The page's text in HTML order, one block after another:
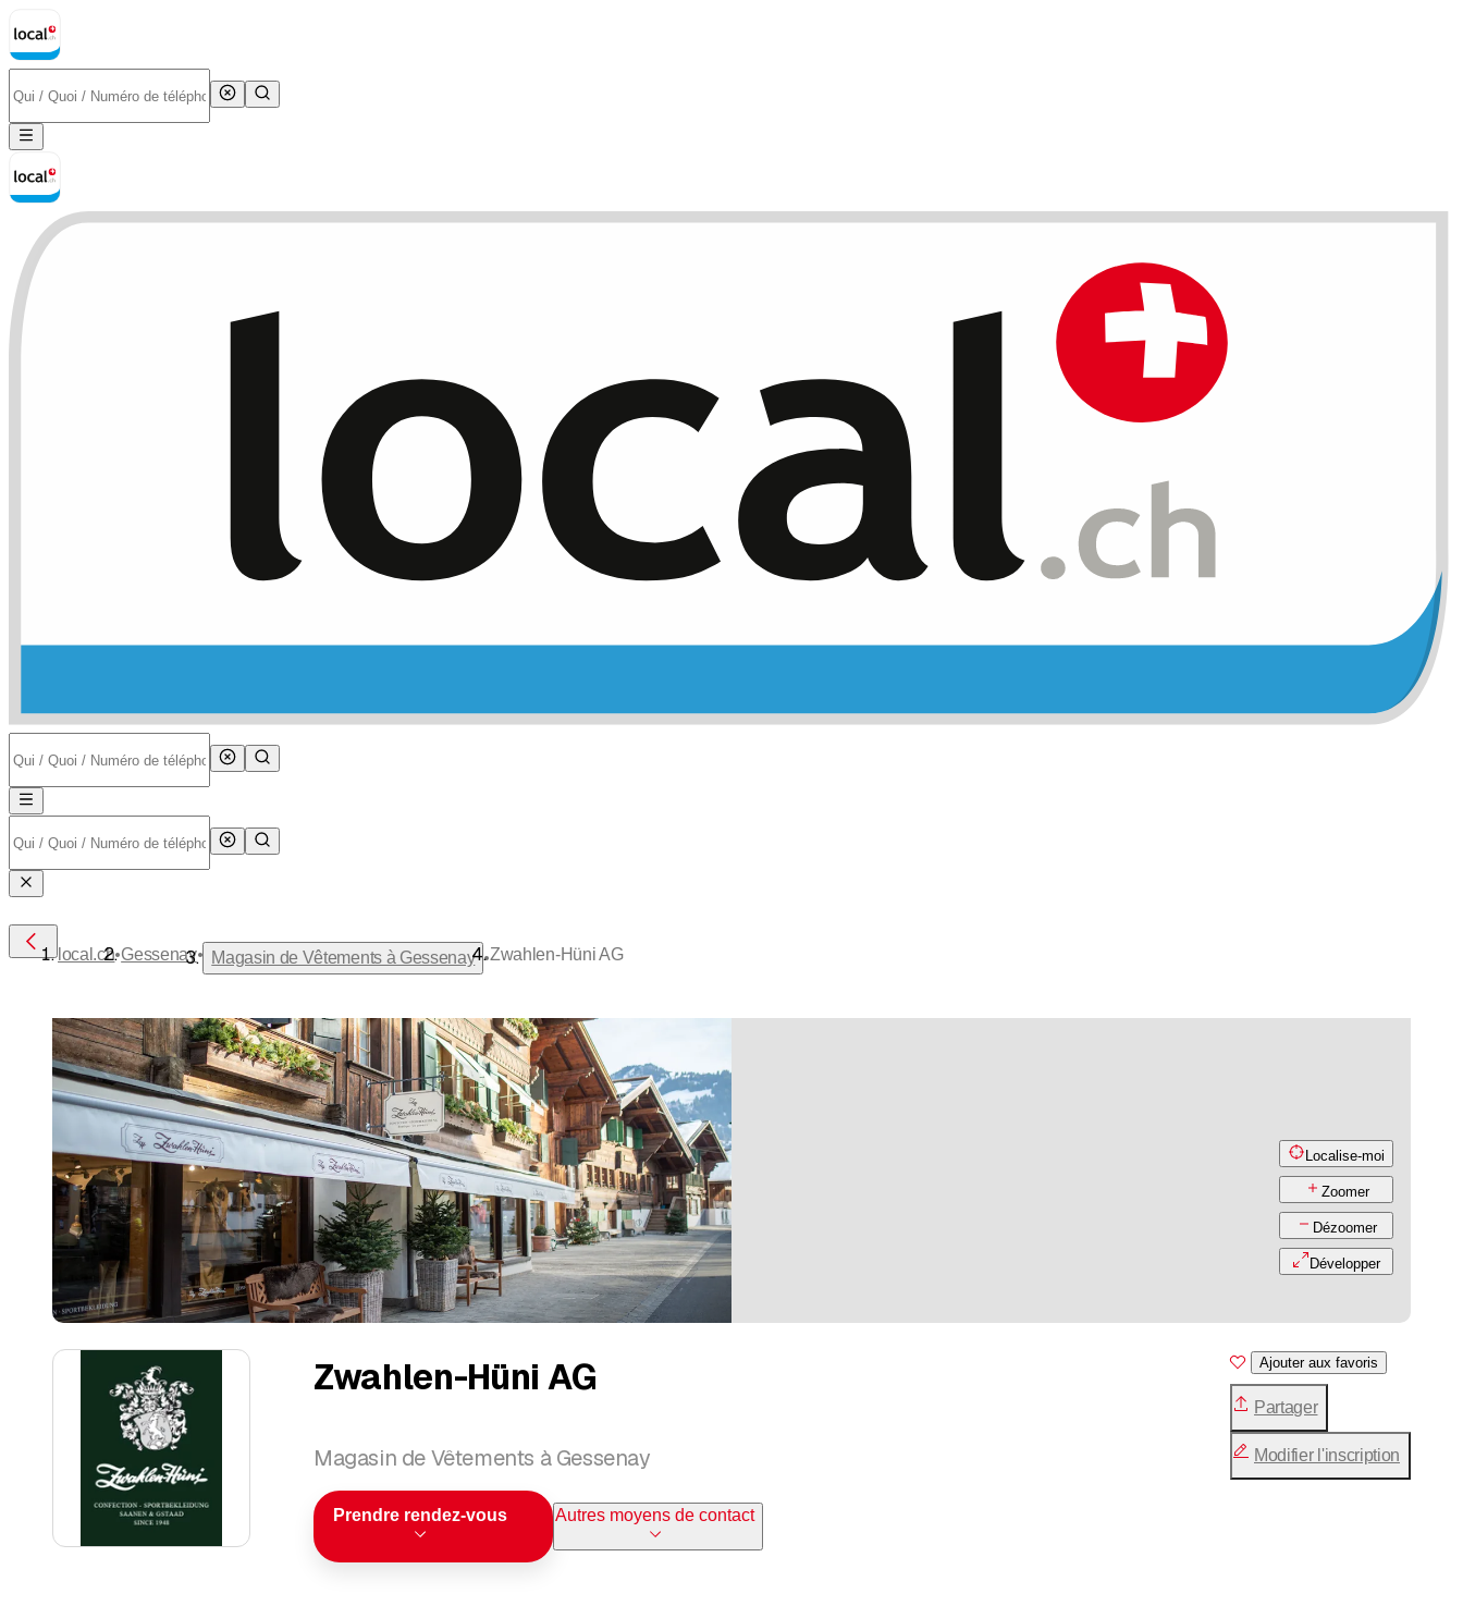
Localise-moi
Zoomer
Dézoomer
Développer
Zwahlen-Hüni AG
Magasin de Vêtements à Gessenay
Prendre rendez-vous Autres moyens de contact
Ajouter aux favoris
Partager
Modifier l'inscription
local.ch•Gessenay• Magasin de Vêtements à Gessenay •Zwahlen-Hüni AG